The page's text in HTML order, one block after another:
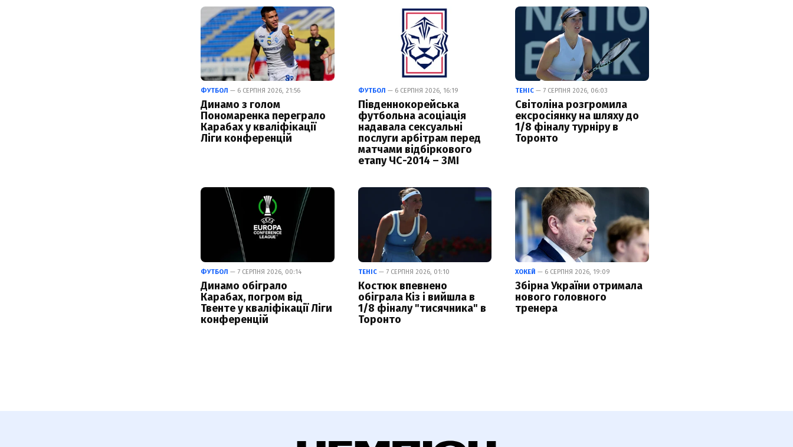
ФУТБОЛ — 6 СЕРПНЯ 2026, 21:56
Динамо з голом
Пономаренка переграло
Карабах у кваліфікації
Ліги конференцій
ФУТБОЛ — 6 СЕРПНЯ 2026, 16:19
Південнокорейська
футбольна асоціація
надавала сексуальні
послуги арбітрам перед
матчами відбіркового
етапу ЧС-2014 – ЗМІ
ТЕНІС — 7 СЕРПНЯ 2026, 06:03
Світоліна розгромила
ексросіянку на шляху до
1/8 фіналу турніру в
Торонто
ФУТБОЛ — 7 СЕРПНЯ 2026, 00:14
Динамо обіграло
Карабах, погром від
Твенте у кваліфікації Ліги
конференцій
ТЕНІС— 7 СЕРПНЯ 2026, 01:10
Костюк впевнено
обіграла Кіз і вийшла в
1/8 фіналу "тисячника" в
Торонто
ХОКЕЙ — 6 СЕРПНЯ 2026, 19:09
Збірна України отримала
нового головного
тренера